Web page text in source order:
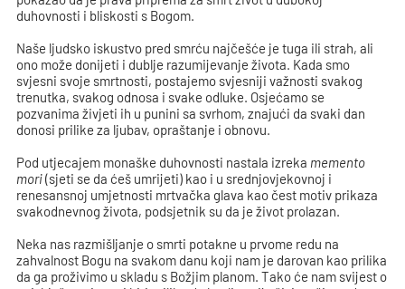
duhovnosti i bliskosti s Bogom.
Naše ljudsko iskustvo pred smrću najčešće je tuga ili strah, ali
ono može donijeti i dublje razumijevanje života. Kada smo
svjesni svoje smrtnosti, postajemo svjesniji važnosti svakog
trenutka, svakog odnosa i svake odluke. Osjećamo se
pozvanima živjeti ih u punini sa svrhom, znajući da svaki dan
donosi prilike za ljubav, opraštanje i obnovu.
Pod utjecajem monaške duhovnosti nastala izreka memento
mori(sjeti se da ćeš umrijeti) kao i u srednjovjekovnoj i
renesansnoj umjetnosti mrtvačka glava kao čest motiv prikaza
svakodnevnog života, podsjetnik su da je život prolazan.
Neka nas razmišljanje o smrti potakne u prvome redu na
zahvalnost Bogu na svakom danu koji nam je darovan kao prilika
da ga proživimo u skladu s Božjim planom. Tako će nam svijest o